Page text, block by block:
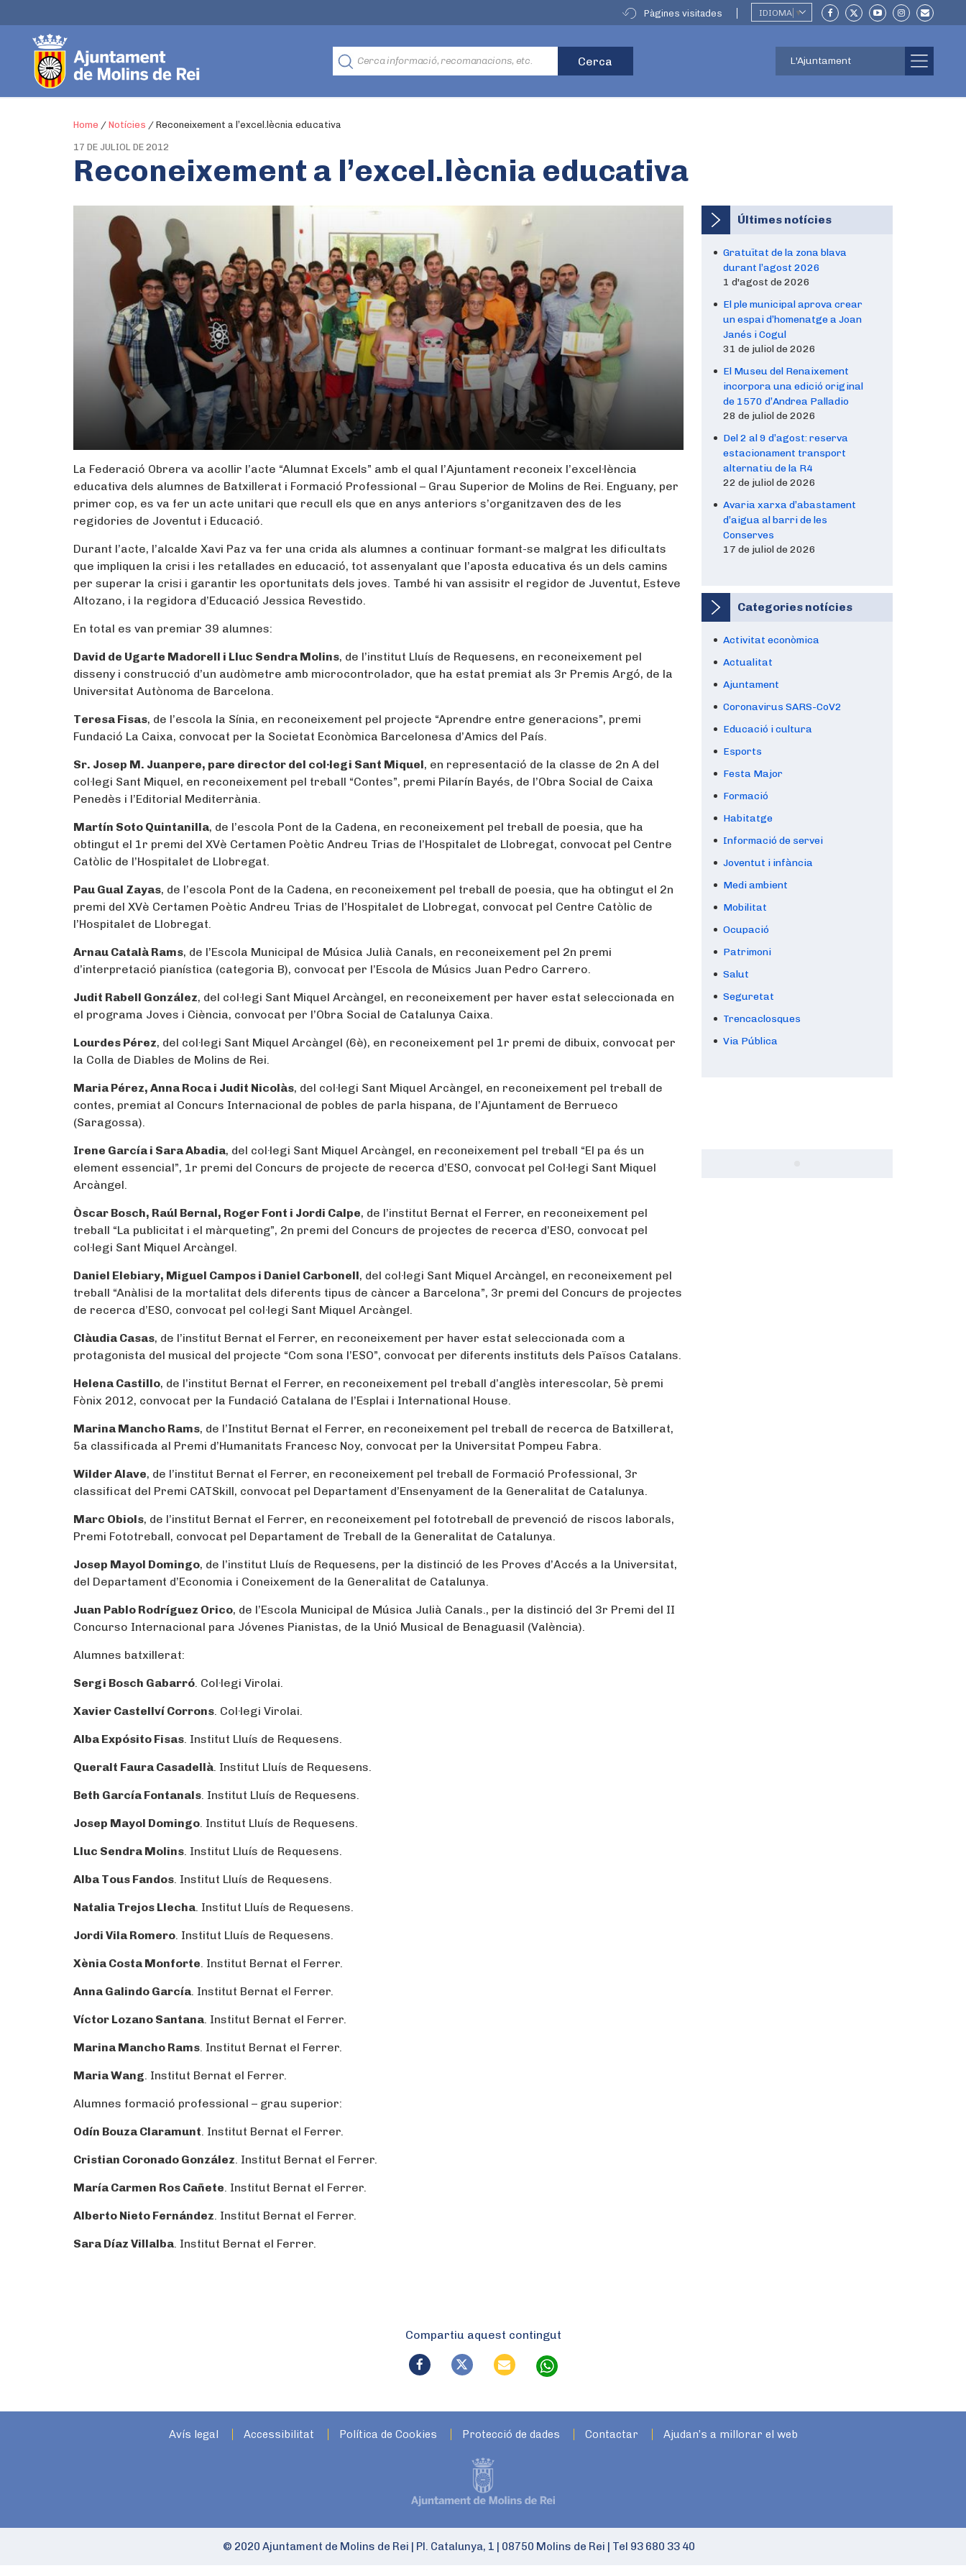
Pàgines visitades IDIOMA ▼
L'Ajuntament
Home / Notícies / Reconeixement a l’excel.lècnia educativa
17 DE JULIOL DE 2012
Reconeixement a l’excel.lècnia educativa
La Federació Obrera va acollir l’acte “Alumnat Excels” amb el qual l’Ajuntament reconeix l’excel·lència
educativa dels alumnes de Batxillerat i Formació Professional – Grau Superior de Molins de Rei. Enguany, per
primer cop, es va fer un acte unitari que recull els que en anys anteriors s’organitzaven des de les
regidories de Joventut i Educació.
Durant l’acte, l’alcalde Xavi Paz va fer una crida als alumnes a continuar formant-se malgrat les dificultats
que impliquen la crisi i les retallades en educació, tot assenyalant que l’aposta educativa és un dels camins
per superar la crisi i garantir les oportunitats dels joves. També hi van assisitr el regidor de Juventut, Esteve
Altozano, i la regidora d’Educació Jessica Revestido.
En total es van premiar 39 alumnes:
David de Ugarte Madorell i Lluc Sendra Molins, de l’institut Lluís de Requesens, en reconeixement pel
disseny i construcció d’un audòmetre amb microcontrolador, que ha estat premiat als 3r Premis Argó, de la
Universitat Autònoma de Barcelona.
Teresa Fisas, de l’escola la Sínia, en reconeixement pel projecte “Aprendre entre generacions”, premi
Fundació La Caixa, convocat per la Societat Econòmica Barcelonesa d’Amics del País.
Sr. Josep M. Juanpere, pare director del col·legi Sant Miquel, en representació de la classe de 2n A del
col·legi Sant Miquel, en reconeixement pel treball “Contes”, premi Pilarín Bayés, de l’Obra Social de Caixa
Penedès i l’Editorial Mediterrània.
Martín Soto Quintanilla, de l’escola Pont de la Cadena, en reconeixement pel treball de poesia, que ha
obtingut el 1r premi del XVè Certamen Poètic Andreu Trias de l’Hospitalet de Llobregat, convocat pel Centre
Catòlic de l’Hospitalet de Llobregat.
Pau Gual Zayas, de l’escola Pont de la Cadena, en reconeixement pel treball de poesia, que ha obtingut el 2n
premi del XVè Certamen Poètic Andreu Trias de l’Hospitalet de Llobregat, convocat pel Centre Catòlic de
l’Hospitalet de Llobregat.
Arnau Català Rams, de l’Escola Municipal de Música Julià Canals, en reconeixement pel 2n premi
d’interpretació pianística (categoria B), convocat per l’Escola de Músics Juan Pedro Carrero.
Judit Rabell González, del col·legi Sant Miquel Arcàngel, en reconeixement per haver estat seleccionada en
el programa Joves i Ciència, convocat per l’Obra Social de Catalunya Caixa.
Lourdes Pérez, del col·legi Sant Miquel Arcàngel (6è), en reconeixement pel 1r premi de dibuix, convocat per
la Colla de Diables de Molins de Rei.
Maria Pérez, Anna Roca i Judit Nicolàs, del col·legi Sant Miquel Arcàngel, en reconeixement pel treball de
contes, premiat al Concurs Internacional de pobles de parla hispana, de l’Ajuntament de Berrueco
(Saragossa).
Irene García i Sara Abadia, del col·legi Sant Miquel Arcàngel, en reconeixement pel treball “El pa és un
element essencial”, 1r premi del Concurs de projecte de recerca d’ESO, convocat pel Col·legi Sant Miquel
Arcàngel.
Òscar Bosch, Raúl Bernal, Roger Font i Jordi Calpe, de l’institut Bernat el Ferrer, en reconeixement pel
treball “La publicitat i el màrqueting”, 2n premi del Concurs de projectes de recerca d’ESO, convocat pel
col·legi Sant Miquel Arcàngel.
Daniel Elebiary, Miguel Campos i Daniel Carbonell, del col·legi Sant Miquel Arcàngel, en reconeixement pel
treball “Anàlisi de la mortalitat dels diferents tipus de càncer a Barcelona”, 3r premi del Concurs de projectes
de recerca d’ESO, convocat pel col·legi Sant Miquel Arcàngel.
Clàudia Casas, de l’institut Bernat el Ferrer, en reconeixement per haver estat seleccionada com a
protagonista del musical del projecte “Com sona l’ESO”, convocat per diferents instituts dels Països Catalans.
Helena Castillo, de l’institut Bernat el Ferrer, en reconeixement pel treball d’anglès interescolar, 5è premi
Fònix 2012, convocat per la Fundació Catalana de l’Esplai i International House.
Marina Mancho Rams, de l’Institut Bernat el Ferrer, en reconeixement pel treball de recerca de Batxillerat,
5a classificada al Premi d’Humanitats Francesc Noy, convocat per la Universitat Pompeu Fabra.
Wilder Alave, de l’institut Bernat el Ferrer, en reconeixement pel treball de Formació Professional, 3r
classificat del Premi CATSkill, convocat pel Departament d’Ensenyament de la Generalitat de Catalunya.
Marc Obiols, de l’institut Bernat el Ferrer, en reconeixement pel fototreball de prevenció de riscos laborals,
Premi Fototreball, convocat pel Departament de Treball de la Generalitat de Catalunya.
Josep Mayol Domingo, de l’institut Lluís de Requesens, per la distinció de les Proves d’Accés a la Universitat,
del Departament d’Economia i Coneixement de la Generalitat de Catalunya.
Juan Pablo Rodríguez Orico, de l’Escola Municipal de Música Julià Canals., per la distinció del 3r Premi del II
Concurso Internacional para Jóvenes Pianistas, de la Unió Musical de Benaguasil (València).
Alumnes batxillerat:
Sergi Bosch Gabarró. Col·legi Virolai.
Xavier Castellví Corrons. Col·legi Virolai.
Alba Expósito Fisas. Institut Lluís de Requesens.
Queralt Faura Casadellà. Institut Lluís de Requesens.
Beth García Fontanals. Institut Lluís de Requesens.
Josep Mayol Domingo. Institut Lluís de Requesens.
Lluc Sendra Molins. Institut Lluís de Requesens.
Alba Tous Fandos. Institut Lluís de Requesens.
Natalia Trejos Llecha. Institut Lluís de Requesens.
Jordi Vila Romero. Institut Lluís de Requesens.
Xènia Costa Monforte. Institut Bernat el Ferrer.
Anna Galindo García. Institut Bernat el Ferrer.
Víctor Lozano Santana. Institut Bernat el Ferrer.
Marina Mancho Rams. Institut Bernat el Ferrer.
Maria Wang. Institut Bernat el Ferrer.
Alumnes formació professional – grau superior:
Odín Bouza Claramunt. Institut Bernat el Ferrer.
Cristian Coronado González. Institut Bernat el Ferrer.
María Carmen Ros Cañete. Institut Bernat el Ferrer.
Alberto Nieto Fernández. Institut Bernat el Ferrer.
Sara Díaz Villalba. Institut Bernat el Ferrer.
Últimes notícies
Gratuïtat de la zona blava
durant l’agost 2026
1 d'agost de 2026
El ple municipal aprova crear
un espai d’homenatge a Joan
Janés i Cogul
31 de juliol de 2026
El Museu del Renaixement
incorpora una edició original
de 1570 d’Andrea Palladio
28 de juliol de 2026
Del 2 al 9 d’agost: reserva
estacionament transport
alternatiu de la R4
22 de juliol de 2026
Avaria xarxa d’abastament
d’aigua al barri de les
Conserves
17 de juliol de 2026
Categories notícies
Activitat econòmica
Actualitat
Ajuntament
Coronavirus SARS-CoV2
Educació i cultura
Esports
Festa Major
Formació
Habitatge
Informació de servei
Joventut i infància
Medi ambient
Mobilitat
Ocupació
Patrimoni
Salut
Seguretat
Trencaclosques
Via Pública
Compartiu aquest contingut
Avís legal Accessibilitat Política de Cookies Protecció de dades Contactar Ajudan’s a millorar el web
© 2020 Ajuntament de Molins de Rei Pl. Catalunya, 1 08750 Molins de Rei Tel 93 680 33 40